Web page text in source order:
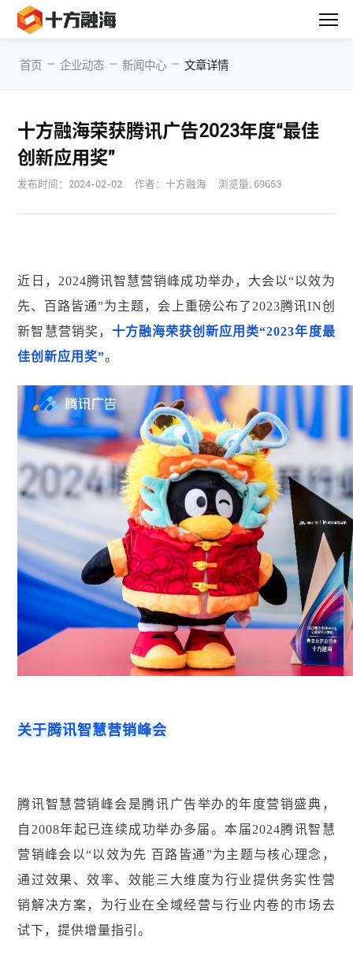
首页 — 企业动态 — 新闻中心 — 文章详情
十方融海荣获腾讯广告2023年度“最佳
创新应用奖”
发布时间： 2024-02-02 作者：十方融海 浏览量: 69653
近日，2024腾讯智慧营销峰成功举办，大会以“以效为
先、百路皆通”为主题，会上重磅公布了2023腾讯IN创
新智慧营销奖， 十方融海荣获创新应用类“2023年度最
佳创新应用奖”。
关于腾讯智慧营销峰会
腾讯智慧营销峰会是腾讯广告举办的年度营销盛典，
自2008年起已连续成功举办多届。本届2024腾讯智慧
营销峰会以“以效为先 百路皆通”为主题与核心理念，
通过效果、效率、效能三大维度为行业提供务实性营
销解决方案，为行业在全域经营与行业内卷的市场去
试下，提供增量指引。